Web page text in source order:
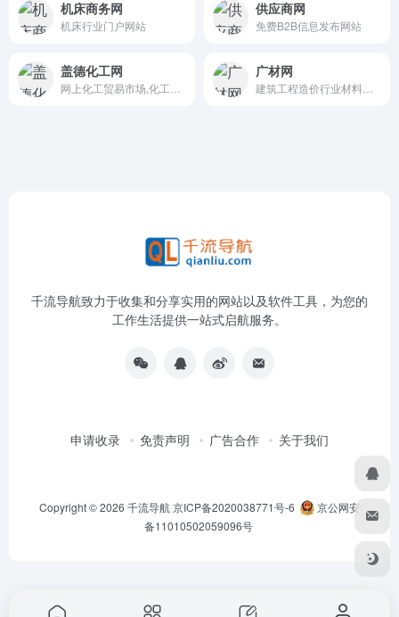
机床商务网
机床行业门户网站
供应商网
免费B2B信息发布网站
盖德化工网 广材网
千流导航致力于收集和分享实用的网站以及软件工具，为您的
工作生活提供一站式启航服务。
申请收录 免责声明 广告合作 关于我们
Copyright © 2026 千流导航京ICP备2020038771号-6
京公网安
备11010502059096号